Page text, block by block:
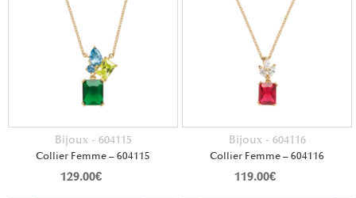
Bijoux - 604115
Collier Femme – 604115
129.00€
Bijoux - 604116
Collier Femme – 604116
119.00€